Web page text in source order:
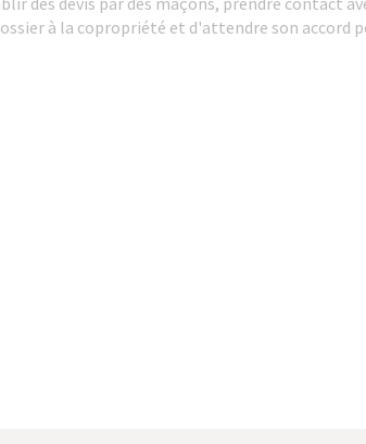
à la copropriété et d'attendre son accord